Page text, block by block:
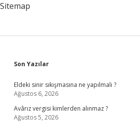
Sitemap
Sidebar
Son Yazılar
Eldeki sinir sıkışmasına ne yapılmalı ?
Ağustos 6, 2026
Avârız vergisi kimlerden alınmaz ?
Ağustos 5, 2026